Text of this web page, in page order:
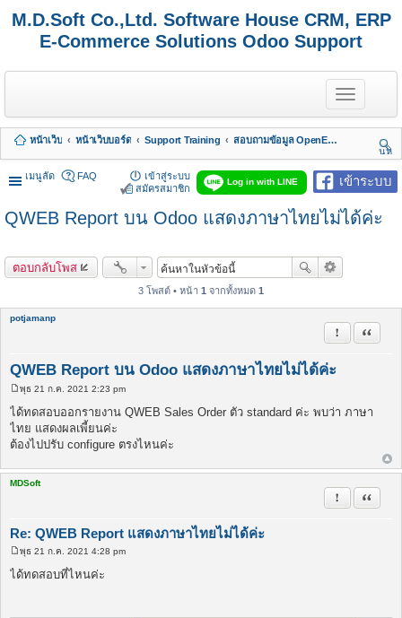
M.D.Soft Co.,Ltd. Software House CRM, ERP
E-Commerce Solutions Odoo Support
T
o
g
e
n
a
g
หน้าเว็บ หน้าเว็บบอร์ด Support Training
สอบถามข้อมูล OpenERP 7 - Odoo 8, 9, 10, 11, 12, 13, 14, 15,.. รวมถึง Odoo Enterprise
นห
า
เมนูลัด
เข้าระบบ
Log in with LINE
FAQ
เข้าสู่ระบบ
สมัครสมาชิก
QWEB Report บน Odoo แสดงภาษาไทยไม่ได้ค่ะ
ตอบกลับโพส
3 โพสต์ • หน้า 1 จากทั้งหมด 1
potjamanp
QWEB Report บน Odoo แสดงภาษาไทยไม่ได้ค่ะ
รายงานในข้
อ้างคำ
โ
พ
ส
ต์
พุธ 21 ก.ค. 2021 2:23 pm
ได้ทดสอบออกรายงาน QWEB Sales Order ตัว standard ค่ะ พบว่า ภาษา
ไทย แสดงผลเพี้ยนค่ะ
ต้องไปปรับ configure ตรงไหนค่ะ
MDSoft
Re: QWEB Report แสดงภาษาไทยไม่ได้ค่ะ
รายงานในข้
อ้างคำ
โ
พ
ส
พุธ 21 ก.ค. 2021 4:28 pm
ได้ทดสอบที่ไหนค่ะ